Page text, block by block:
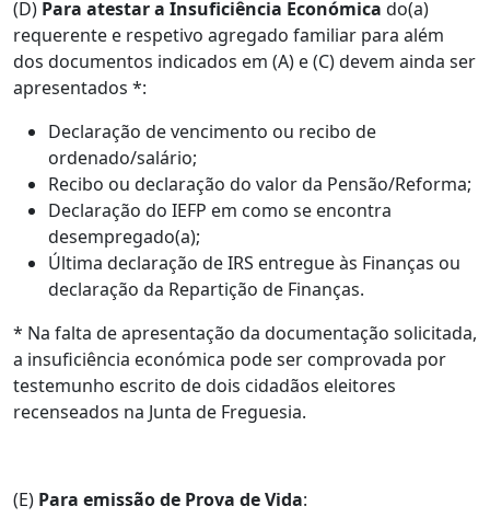
(D) Para atestar a Insuficiência Económica do(a)
requerente e respetivo agregado familiar para além
dos documentos indicados em (A) e (C) devem ainda ser
apresentados *:
Declaração de vencimento ou recibo de
ordenado/salário;
Recibo ou declaração do valor da Pensão/Reforma;
Declaração do IEFP em como se encontra
desempregado(a);
Última declaração de IRS entregue às Finanças ou
declaração da Repartição de Finanças.
* Na falta de apresentação da documentação solicitada,
a insuficiência económica pode ser comprovada por
testemunho escrito de dois cidadãos eleitores
recenseados na Junta de Freguesia.
(E) Para emissão de Prova de Vida: